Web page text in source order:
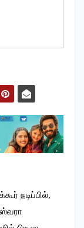
நடிப்பில்,